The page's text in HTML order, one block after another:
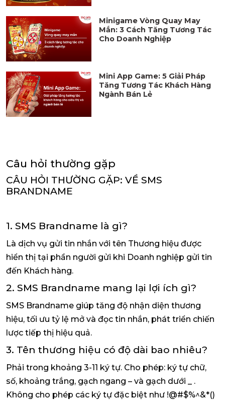
Minigame Vòng Quay May
Mắn: 3 Cách Tăng Tương Tác
Cho Doanh Nghiệp
Mini App Game: 5 Giải Pháp
Tăng Tương Tác Khách Hàng
Ngành Bán Lẻ
Câu hỏi thường gặp
CÂU HỎI THƯỜNG GẶP: VỀ SMS
BRANDNAME
1. SMS Brandname là gì?
Là dịch vụ gửi tin nhắn với tên Thương hiệu được
hiển thị tại phần người gửi khi Doanh nghiệp gửi tin
đến Khách hàng.
2. SMS Brandname mang lại lợi ích gì?
SMS Brandname giúp tăng độ nhận diện thương
hiệu, tối ưu tỷ lệ mở và đọc tin nhắn, phát triển chiến
lược tiếp thị hiệu quả.
3. Tên thương hiệu có độ dài bao nhiêu?
Phải trong khoảng 3-11 ký tự. Cho phép: ký tự chữ,
số, khoảng trắng, gạch ngang – và gạch dưới _ .
Không cho phép các ký tự đặc biệt như !@#$%^&*()